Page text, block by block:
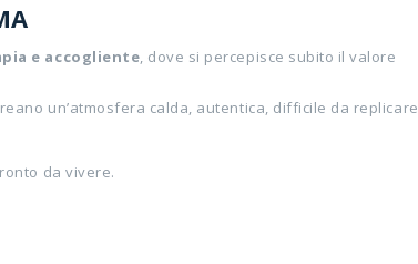
e accogliente, dove si percepisce subito il valore
un’atmosfera calda, autentica, difficile da replicare
da vivere.